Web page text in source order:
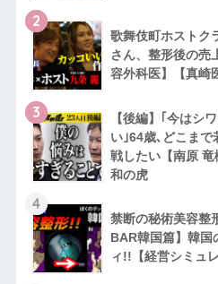
2
歌舞伎町ホストク
さん、整形後の売
容外科医】【真崎
3
【後編】｢今はシ
い｣64歳､どこま
戦したい【南原
和の虎
4
禁断の秘術美容整
BAR韓国篇】韓国
ィ!!【経営シミュ